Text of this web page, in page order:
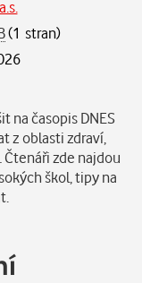
(1 stran)
na časopis DNES
z oblasti zdraví,
zde najdou
škol, tipy na